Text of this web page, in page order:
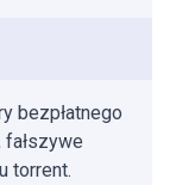
bezpłatnego
torrent.